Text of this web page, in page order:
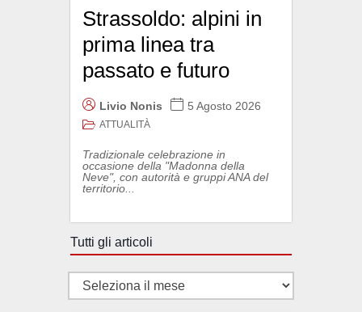
Strassoldo: alpini in
prima linea tra
passato e futuro
Livio Nonis 5 Agosto 2026
ATTUALITÀ
Tradizionale celebrazione in
occasione della "Madonna della
Neve", con autorità e gruppi ANA del
territorio...
Tutti gli articoli
Tutti